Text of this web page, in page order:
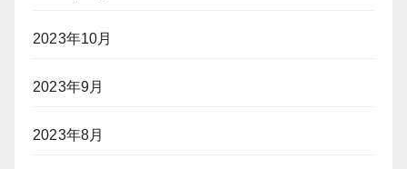
2023年10月
2023年9月
2023年8月